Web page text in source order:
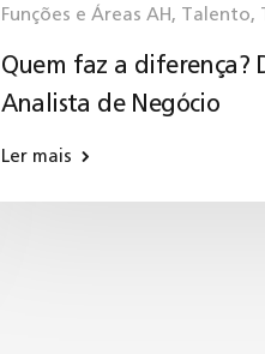
Funções e Áreas AH , Talento,
Quem faz a diferença?
Analista de Negócio
Ler mais